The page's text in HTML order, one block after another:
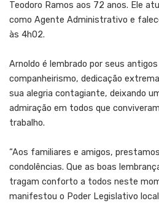
Teodoro Ramos aos 72 anos. Ele
como Agente Administrativo e
às 4h02.
Arnoldo é lembrado por seus
companheirismo, dedicação
sua alegria contagiante, deixando
admiração em todos que
trabalho.
“Aos familiares e amigos,
condolências. Que as boas
tragam conforto a todos neste
manifestou o Poder Legislativo